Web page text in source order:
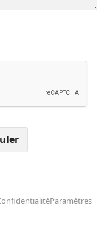
Paramètres